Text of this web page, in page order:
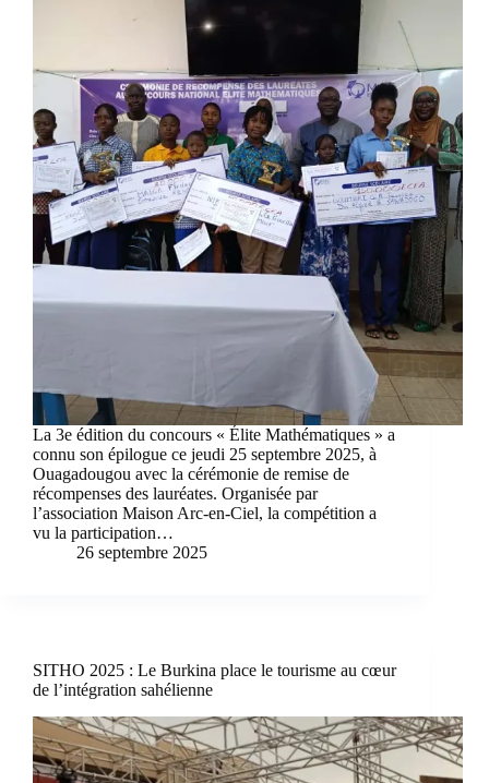
La 3e édition du concours « Élite Mathématiques » a
connu son épilogue ce jeudi 25 septembre 2025, à
Ouagadougou avec la cérémonie de remise de
récompenses des lauréates. Organisée par
l’association Maison Arc-en-Ciel, la compétition a
vu la participation…
26 septembre 2025
SITHO 2025 : Le Burkina place le tourisme au cœur
de l’intégration sahélienne